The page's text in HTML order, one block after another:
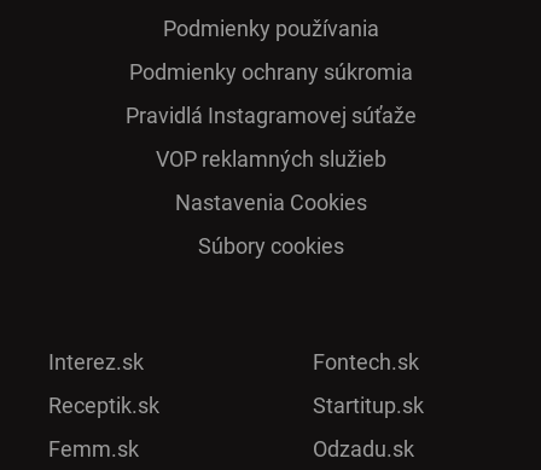
Podmienky používania
Podmienky ochrany súkromia
Pra­vidlá Ins­ta­gra­mo­vej sú­ťaže
VOP reklamných služieb
Nastavenia Cookies
Súbory cookies
Interez.sk
Receptik.sk
Femm.sk
Fontech.sk
Startitup.sk
Odzadu.sk